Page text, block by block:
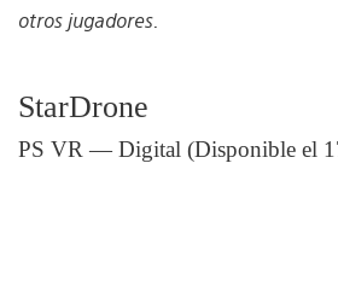
otros jugadores.
StarDrone
PS VR — Digital (Disponible el